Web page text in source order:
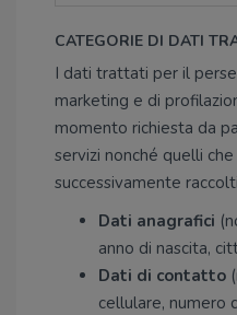
CATEGORIE DI DATI
I dati trattati per il
marketing e di
momento richiesta da
servizi nonché quelli
successivamente
Dati anagrafici
anno di nascita,
Dati di contatto
cellulare, numero